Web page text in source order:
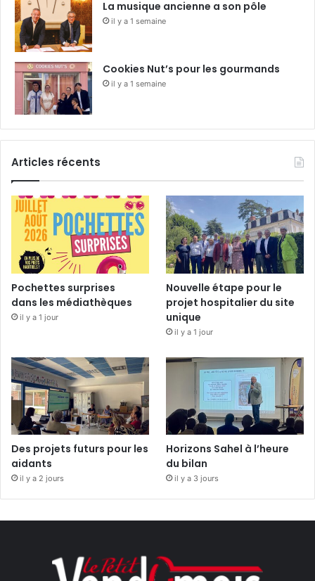
La musique ancienne a son pôle
il y a 1 semaine
Cookies Nut’s pour les gourmands
il y a 1 semaine
Articles récents
Pochettes surprises
dans les médiathèques
il y a 1 jour
Nouvelle étape pour le
projet hospitalier du site
unique
il y a 1 jour
Des projets futurs pour les
aidants
il y a 2 jours
Horizons Sahel à l’heure
du bilan
il y a 3 jours